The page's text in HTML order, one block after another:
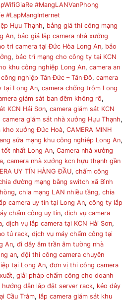
#MangLANVanPhong
#LapMangInternet
Hựu Thạnh, bảng giá thi công mạng
An, báo giá lắp camera nhà xưởng
trì camera tại Đức Hòa Long An, bảo
, bảo trì mạng cho công ty tại KCN
khu công nghiệp Long An,camera an
nghiệp Tân Đức – Tân Đô,camera
tại Long An,camera chống trộm Long
giám sát ban đêm không rõ,
KCN Hải Sơn,camera giám sát KCN
camera giám sát nhà xưởng Hựu Thạnh,
kho xưởng Đức Hoà,CAMERA MINH
sửa mạng khu công nghiệp Long An,
tốt nhất Long An,Camera nhà xưởng
,camera nhà xưởng kcn hựu thạnh gần
UY TÍN HÀNG ĐẦU,chấm công
đường mạng bằng switch xã Bình
,chia mạng LAN nhiều tầng,chia
camera uy tín tại Long An,công ty lắp
chấm công uy tín,dịch vụ camera
,dịch vụ lắp camera tại KCN Hải Sơn,
tủ rack,dịch vụ máy chấm công tại
An,đi dây âm trần âm tường nhà
an,đội thi công camera chuyên
tại Long An,đơn vị thi công camera
,giải pháp chấm công cho doanh
hướng dẫn lắp đặt server rack, kéo dây
Cầu Tràm, lắp camera giám sát khu